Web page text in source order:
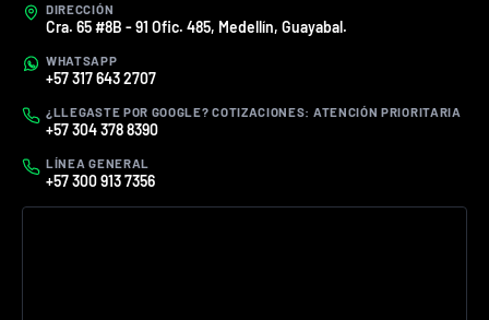
DIRECCIÓN
Cra. 65 #8B - 91 Ofic. 485, Medellín, Guayabal.
WHATSAPP
+57 317 643 2707
¿LLEGASTE POR GOOGLE? COTIZACIONES: ATENCIÓN PRIORITARIA
+57 304 378 8390
LÍNEA GENERAL
+57 300 913 7356